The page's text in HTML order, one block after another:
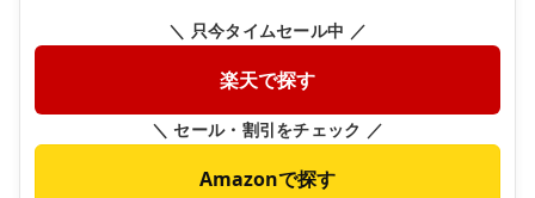
＼ 只今タイムセール中 ／
楽天で探す
＼ セール・割引をチェック ／
Amazonで探す